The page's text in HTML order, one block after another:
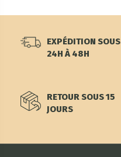
EXPÉDITION SOUS
24H À 48H
RETOUR SOUS 15
JOURS